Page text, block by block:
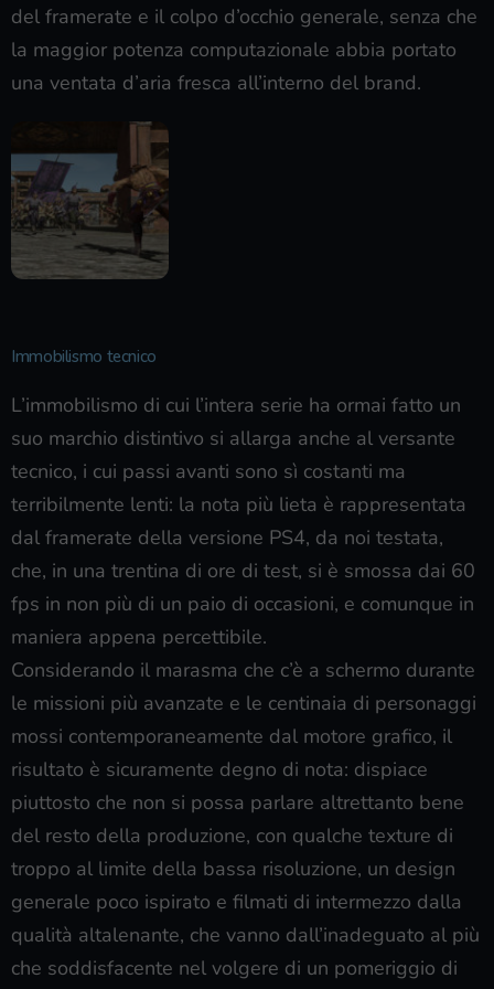
del framerate e il colpo d’occhio generale, senza che
la maggior potenza computazionale abbia portato
una ventata d’aria fresca all’interno del brand.
Immobilismo tecnico
L’immobilismo di cui l’intera serie ha ormai fatto un
suo marchio distintivo si allarga anche al versante
tecnico, i cui passi avanti sono sì costanti ma
terribilmente lenti: la nota più lieta è rappresentata
dal framerate della versione PS4, da noi testata,
che, in una trentina di ore di test, si è smossa dai 60
fps in non più di un paio di occasioni, e comunque in
maniera appena percettibile.
Considerando il marasma che c’è a schermo durante
le missioni più avanzate e le centinaia di personaggi
mossi contemporaneamente dal motore grafico, il
risultato è sicuramente degno di nota: dispiace
piuttosto che non si possa parlare altrettanto bene
del resto della produzione, con qualche texture di
troppo al limite della bassa risoluzione, un design
generale poco ispirato e filmati di intermezzo dalla
qualità altalenante, che vanno dall’inadeguato al più
che soddisfacente nel volgere di un pomeriggio di